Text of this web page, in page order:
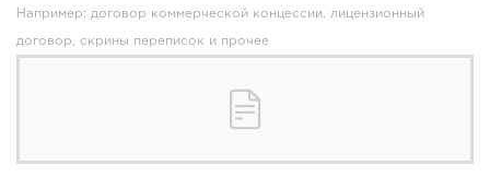
Например: договор коммерческой концессии, лицензионный
договор, скрины переписок и прочее